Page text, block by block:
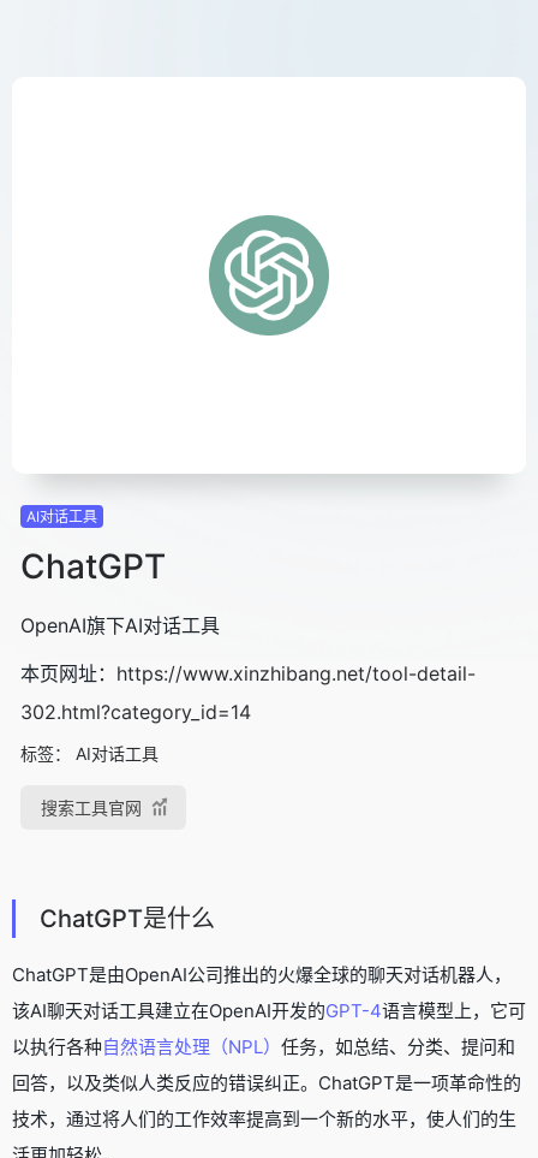
AI对话工具
ChatGPT
OpenAI旗下AI对话工具
本页网址： https://www.xinzhibang.net/tool-detail-
302.html?category_id=14
标签： AI对话工具
搜索工具官网
ChatGPT是什么
ChatGPT是由OpenAI公司推出的火爆全球的聊天对话机器人，
该AI聊天对话工具建立在OpenAI开发的GPT-4语言模型上，它可
以执行各种自然语言处理（NPL） 任务，如总结、分类、提问和
回答，以及类似人类反应的错误纠正。ChatGPT是一项革命性的
技术，通过将人们的工作效率提高到一个新的水平，使人们的生